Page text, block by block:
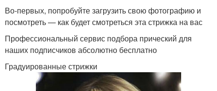
Во-первых, попробуйте загрузить свою фотографию и
посмотреть — как будет смотреться эта стрижка на вас
Профессиональный сервис подбора прический для
наших подписчиков абсолютно бесплатно
Градуированные стрижки